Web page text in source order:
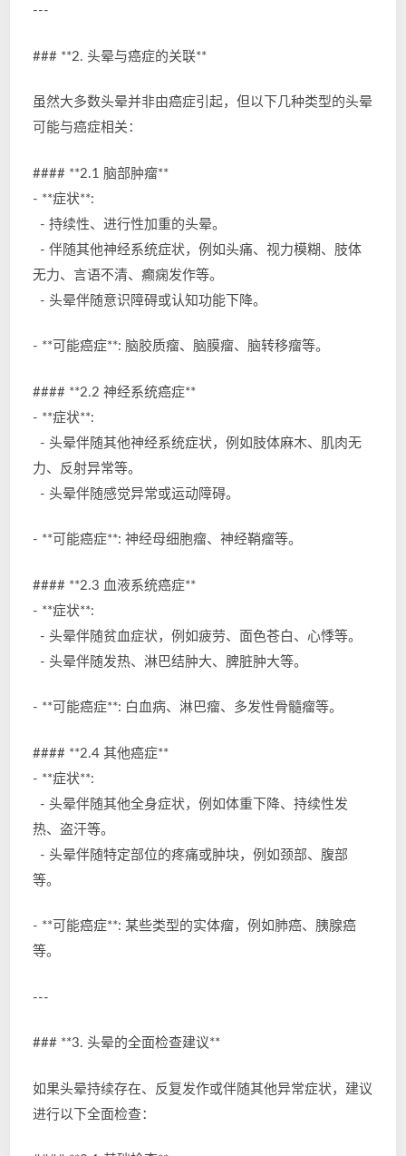
---
### **2. 头晕与癌症的关联**
虽然大多数头晕并非由癌症引起，但以下几种类型的头晕
可能与癌症相关：
#### **2.1 脑部肿瘤**
- **症状**:
- 持续性、进行性加重的头晕。
- 伴随其他神经系统症状，例如头痛、视力模糊、肢体
无力、言语不清、癫痫发作等。
- 头晕伴随意识障碍或认知功能下降。
- **可能癌症**: 脑胶质瘤、脑膜瘤、脑转移瘤等。
#### **2.2 神经系统癌症**
- **症状**:
- 头晕伴随其他神经系统症状，例如肢体麻木、肌肉无
力、反射异常等。
- 头晕伴随感觉异常或运动障碍。
- **可能癌症**: 神经母细胞瘤、神经鞘瘤等。
#### **2.3 血液系统癌症**
- **症状**:
- 头晕伴随贫血症状，例如疲劳、面色苍白、心悸等。
- 头晕伴随发热、淋巴结肿大、脾脏肿大等。
- **可能癌症**: 白血病、淋巴瘤、多发性骨髓瘤等。
#### **2.4 其他癌症**
- **症状**:
- 头晕伴随其他全身症状，例如体重下降、持续性发
热、盗汗等。
- 头晕伴随特定部位的疼痛或肿块，例如颈部、腹部
等。
- **可能癌症**: 某些类型的实体瘤，例如肺癌、胰腺癌
等。
---
### **3. 头晕的全面检查建议**
如果头晕持续存在、反复发作或伴随其他异常症状，建议
进行以下全面检查：